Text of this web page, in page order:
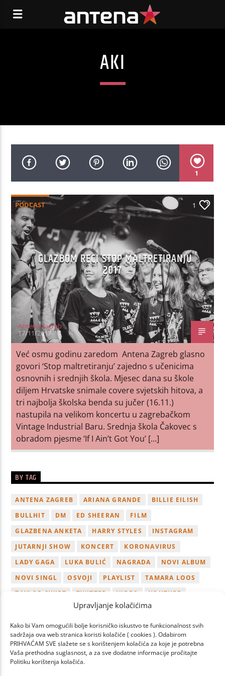
Upravljanje kolačićima
Kako bi Vam omogućili bolje korisničko iskustvo te funkcionalnost svih
sadržaja ova web stranica koristi kolačiće ( cookies ). Odabirom
PRIHVAĆAM SVE slažete se s korištenjem kolačića za koje je potrebna
Vaša prethodna suglasnost, a za sve dodatne informacije pročitajte
Politiku korištenja kolačića.
AKI
1
PODCAST 1
GLAZBOM RECI STOP MALTRETIRANJU
2017
Antena Zagreb
17/11/2017
Već osmu godinu zaredom Antena Zagreb glasno
govori ‘Stop maltretiranju’ zajedno s učenicima
osnovnih i srednjih škola. Mjesec dana su škole
diljem Hrvatske snimale covere svjetskih hitova, a
tri najbolja školska benda su jučer (16.11.)
nastupila na velikom koncertu u zagrebačkom
Vintage Industrial Baru. Srednja škola Čakovec s
obradom pjesme ‘If I Ain’t Got You’ […]
BY TAG
ANTENA ZAGREB ARIANA GRANDE
BILLIE EILISH
BULLHIT
DM ED SHEERAN
FILM
GLAZBENA ANKETA
HARRY STYLES
INSTAGRAM
JUTARNJI SHOW
KONCERT
KORONAVIRUS
LADY GAGA
LUKA BULIĆ NAGRADA
NOVI ALBUM
NOVI SINGL
OSVOJI PLAYLIST
TAMARA LOOS
TAYLOR SWIFT
TWITTER VIDEO
YOUTUBE